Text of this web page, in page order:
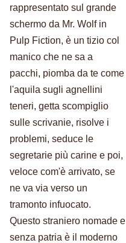
rappresentato sul grande
schermo da Mr. Wolf in
Pulp Fiction, è un tizio col
manico che ne sa a
pacchi, piomba da te come
l'aquila sugli agnellini
teneri, getta scompiglio
sulle scrivanie, risolve i
problemi, seduce le
segretarie più carine e poi,
veloce com'è arrivato, se
ne va via verso un
tramonto infuocato.
Questo straniero nomade e
senza patria è il moderno